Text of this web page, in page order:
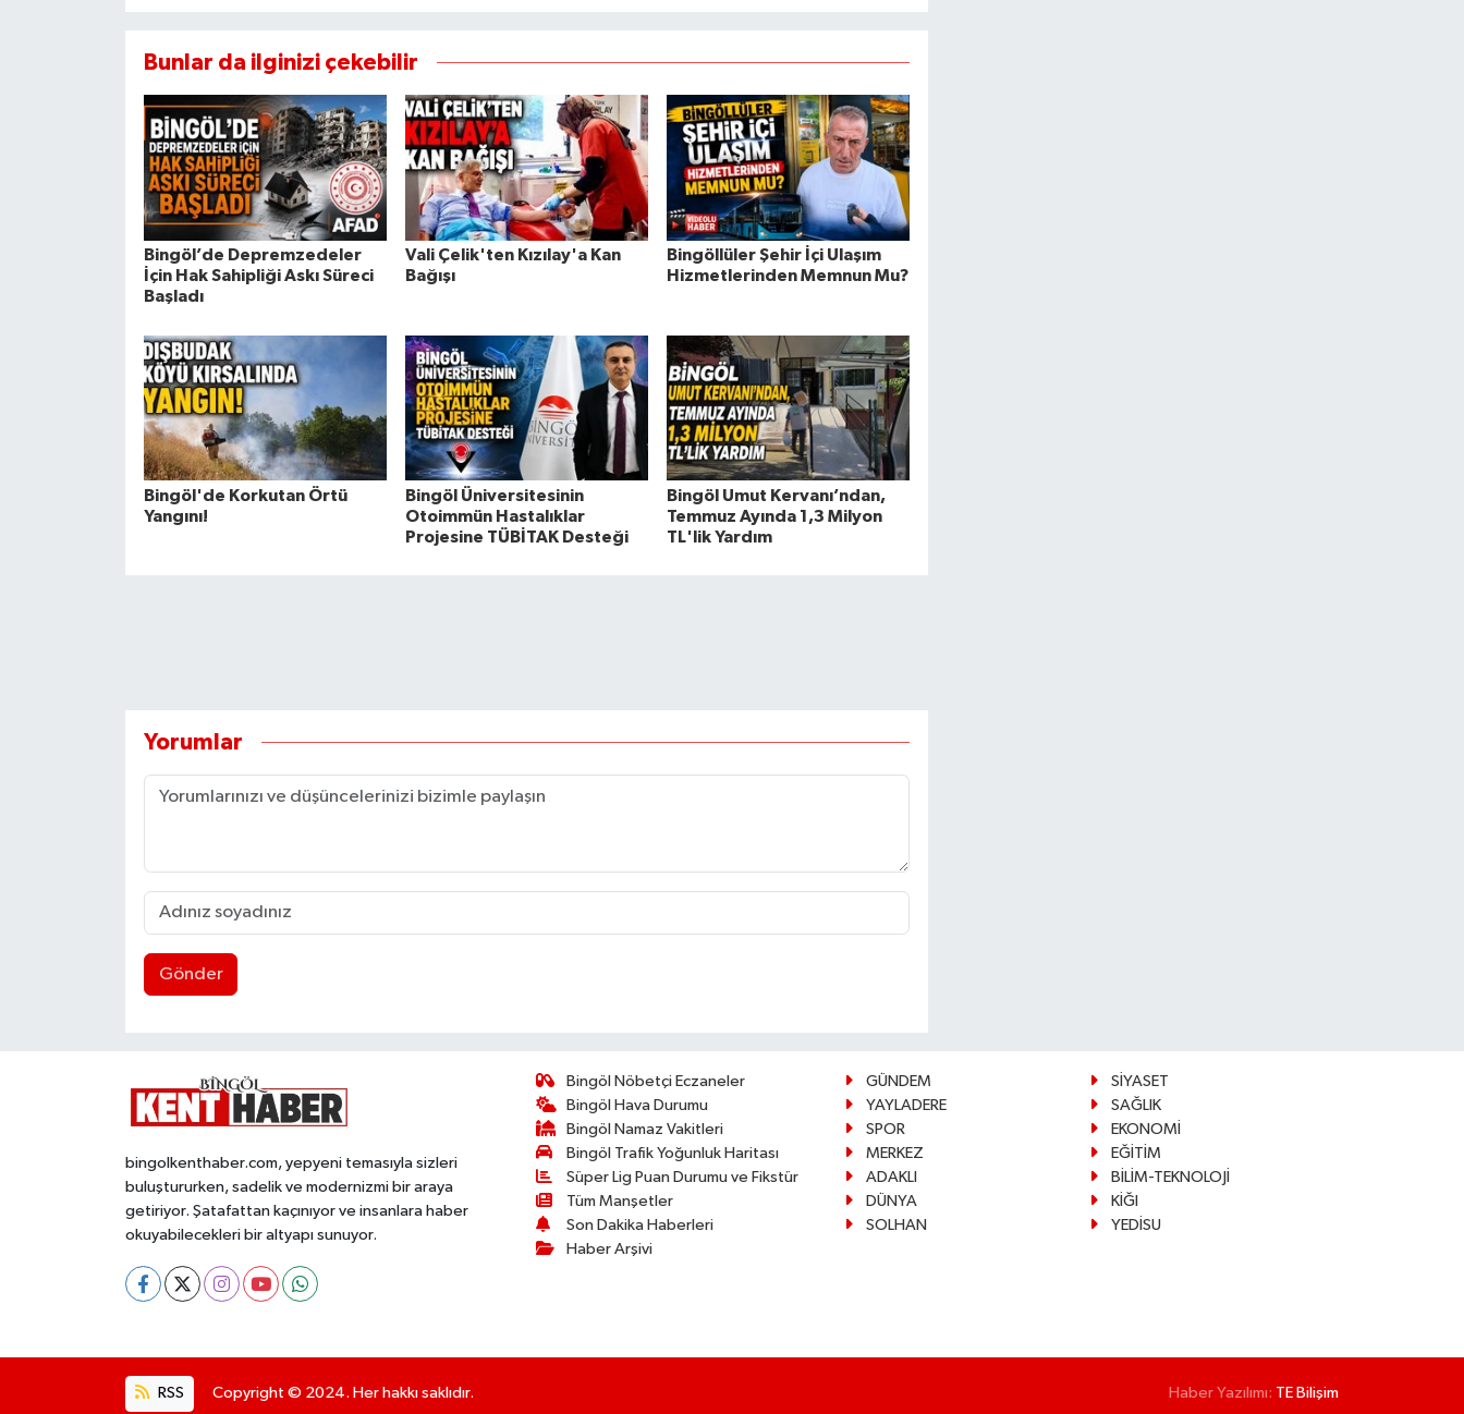
Bunlar da ilginizi çekebilir
Bingöl’de Depremzedeler
İçin Hak Sahipliği Askı Süreci
Başladı
Vali Çelik'ten Kızılay'a Kan
Bağışı
Bingöllüler Şehir İçi Ulaşım
Hizmetlerinden Memnun Mu?
Bingöl'de Korkutan Örtü
Yangını!
Bingöl Üniversitesinin
Otoimmün Hastalıklar
Projesine TÜBİTAK Desteği
Bingöl Umut Kervanı’ndan,
Temmuz Ayında 1,3 Milyon
TL'lik Yardım
Yorumlar
Gönder
bingolkenthaber.com, yepyeni temasıyla sizleri
buluştururken, sadelik ve modernizmi bir araya
getiriyor. Şatafattan kaçınıyor ve insanlara haber
okuyabilecekleri bir altyapı sunuyor.
Bingöl Nöbetçi Eczaneler
Bingöl Hava Durumu
Bingöl Namaz Vakitleri
Bingöl Trafik Yoğunluk Haritası
Süper Lig Puan Durumu ve Fikstür
Tüm Manşetler
Son Dakika Haberleri
Haber Arşivi
GÜNDEM
SİYASET
YAYLADERE
SAĞLIK
SPOR
EKONOMİ
MERKEZ
EĞİTİM
ADAKLI
BİLİM-TEKNOLOJİ
DÜNYA
KİĞI
SOLHAN
YEDİSU
RSS Copyright © 2024. Her hakkı saklıdır. Haber Yazılımı: TE Bilişim